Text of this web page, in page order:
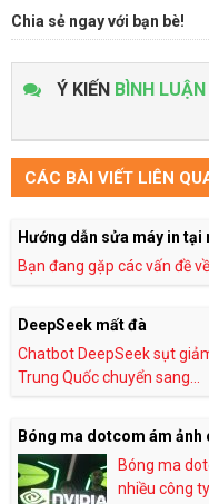
Chia sẻ ngay với bạn bè!
Ý KIẾN BÌNH LUẬN
CÁC BÀI VIẾT LIÊN
Hướng dẫn sửa máy in tại
Bạn đang gặp các vấn đề
DeepSeek mất đà
Chatbot DeepSeek sụt
Trung Quốc chuyển sang...
Bóng ma dotcom ám ảnh
Bóng ma
nhiều công ty